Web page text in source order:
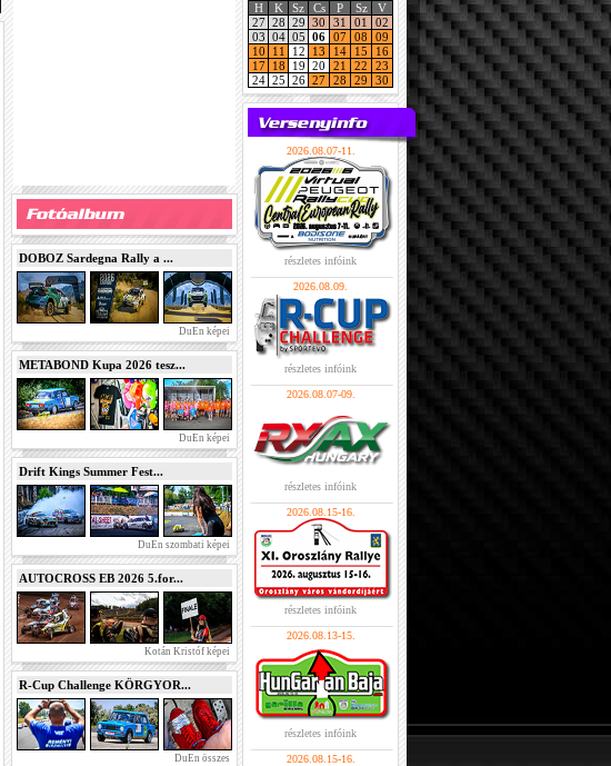
DOBOZ Sardegna Rally a ...
DuEn képei
METABOND Kupa 2026 tesz...
DuEn képei
Drift Kings Summer Fest...
DuEn szombati képei
AUTOCROSS EB 2026 5.for...
Kotán Kristóf képei
R-Cup Challenge KÖRGYOR...
DuEn összes
H K Sz Cs P Sz
V
27 28 29 30 31 01
02
03 04 05 06 07 08
09
10
11 12 13 14 15
16
17
18 19 20 21 22
23
24 25 26 27 28 29 30
2026.08.07-11.
részletes infóink
2026.08.09.
részletes infóink
2026.08.07-09.
részletes infóink
2026.08.15-16.
részletes infóink
2026.08.13-15.
részletes infóink
2026.08.15-16.